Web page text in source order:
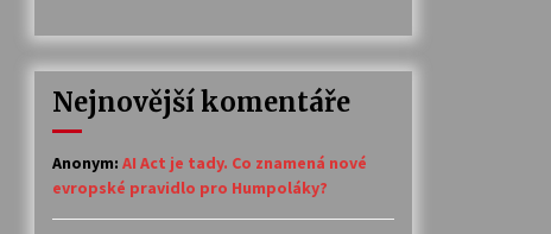
14. 7. 2026
30. 6. 2026
Nejnovější komentáře
Anonym: AI Act je tady. Co znamená nové
evropské pravidlo pro Humpoláky?